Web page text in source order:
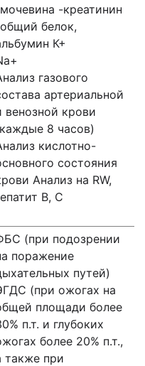
-креатинин
белок,
К+
газового
артериальной
венозной крови
8 часов)
кислотно-
состояния
Анализ на RW,
В, С
(при подозрении
поражение
путей)
(при ожогах на
площади более
п.т. и глубоких
более 20% п.т.,
также при